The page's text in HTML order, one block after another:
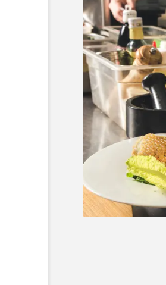
め（2026年8月7日更
ンチ
ら伸